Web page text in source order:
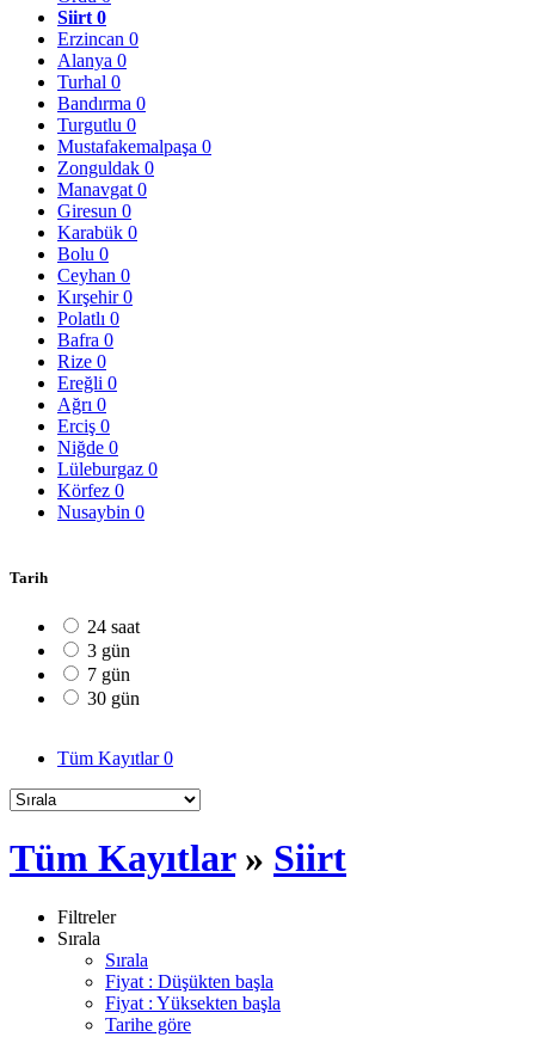
Siirt 0
Erzincan 0
Alanya 0
Turhal 0
Bandırma 0
Turgutlu 0
Mustafakemalpaşa 0
Zonguldak 0
Manavgat 0
Giresun 0
Karabük 0
Bolu 0
Ceyhan 0
Kırşehir0
Polatlı 0
Bafra 0
Rize 0
Ereğli 0
Ağrı 0
Erciş 0
Niğde 0
Lüleburgaz 0
Körfez 0
Nusaybin 0
Tarih
24 saat
3 gün
7 gün
30 gün
Tüm Kayıtlar0
Tüm Kayıtlar» Siirt
Filtreler
Sırala
Sırala
Fiyat : Düşükten başla
Fiyat : Yüksekten başla
Tarihe göre